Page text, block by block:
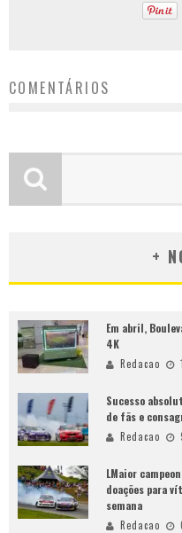
COMENTÁRIOS
+
Em abril,
4K
Redacao
Sucesso
de fãs e
Redacao
LMaior
doações para
semana
Redacao